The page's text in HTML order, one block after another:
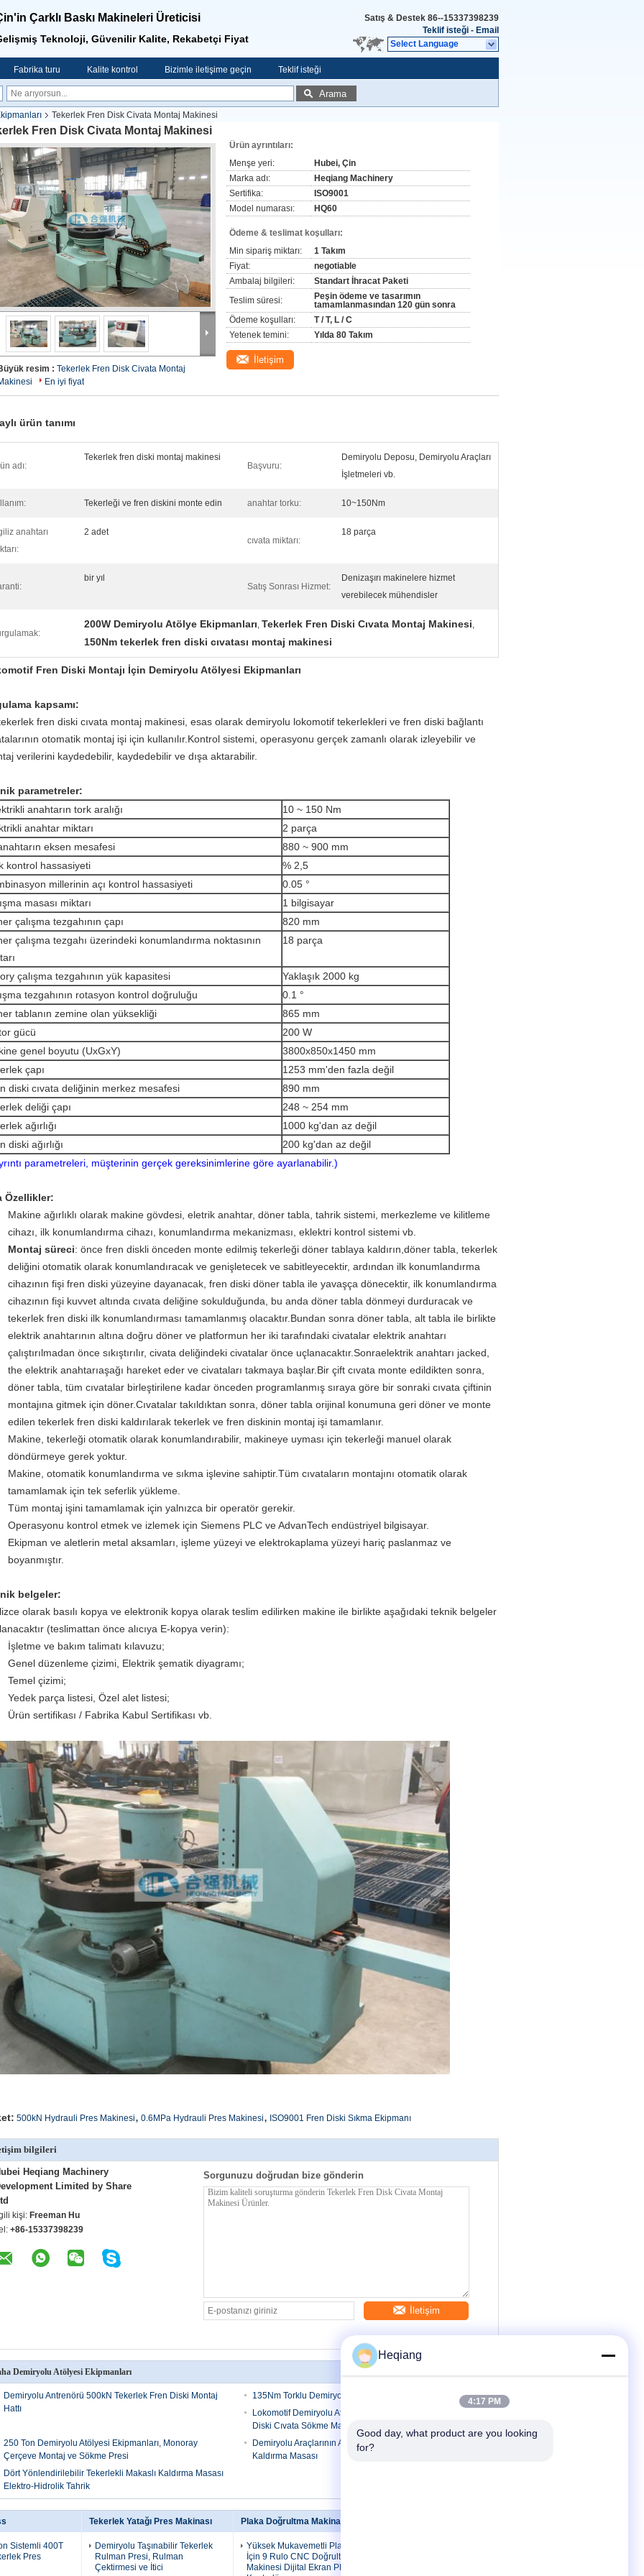
Çarklı Baskı Makineleri Üreticisi
Teknoloji, Güvenilir Kalite, Rekabetçi Fiyat
Satış & Destek 86--15337398239
Teklif isteği - Email
Select Language
Fabrika turu Kalite kontrol Bizimle iletişime geçin Teklif isteği
Arama
Tekerlek Fren Disk Civata Montaj Makinesi
Fren Disk Civata Montaj Makinesi
resim : Tekerlek Fren Disk Civata Montaj
En iyi fiyat
Ürün ayrıntıları:
Menşe yeri:
Hubei, Çin
Marka adı:
Heqiang Machinery
Sertifika:
ISO9001
Model numarası:
HQ60
Ödeme & teslimat koşulları:
Min sipariş miktarı:
1 Takım
Fiyat:
negotiable
Ambalaj bilgileri:
Standart İhracat Paketi
Teslim süresi:
Peşin ödeme ve tasarımın
tamamlanmasından 120 gün sonra
Ödeme koşulları:
T / T, L / C
Yetenek temini:
Yılda 80 Takım
İletişim
ürün tanımı
adı:
Tekerlek fren diski montaj makinesi
Başvuru:
Demiryolu Deposu, Demiryolu Araçları
İşletmeleri vb.
Tekerleği ve fren diskini monte edin anahtar torku: 10~150Nm
anahtarı
2 adet
cıvata miktarı:
18 parça
bir yıl
Satış Sonrası Hizmet:
Denizaşırı makinelere hizmet
verebilecek mühendisler
200W Demiryolu Atölye Ekipmanları, Tekerlek Fren Diski Cıvata Montaj Makinesi,
150Nm tekerlek fren diski cıvatası montaj makinesi
Fren Diski Montajı İçin Demiryolu Atölyesi Ekipmanları
kapsamı:
fren diski cıvata montaj makinesi, esas olarak demiryolu lokomotif tekerlekleri ve fren diski bağlantı
otomatik montaj işi için kullanılır.Kontrol sistemi, operasyonu gerçek zamanlı olarak izleyebilir ve
verilerini kaydedebilir, kaydedebilir ve dışa aktarabilir.
parametreler:
anahtarın tork aralığı
10 ~ 150 Nm
anahtar miktarı
2 parça
eksen mesafesi
880 ~ 900 mm
kontrol hassasiyeti
% 2,5
millerinin açı kontrol hassasiyeti
0.05 °
masası miktarı
1 bilgisayar
çalışma tezgahının çapı
820 mm
çalışma tezgahı üzerindeki konumlandırma noktasının
18 parça
çalışma tezgahının yük kapasitesi
Yaklaşık 2000 kg
tezgahının rotasyon kontrol doğruluğu
0.1 °
tablanın zemine olan yüksekliği
865 mm
gücü
200 W
genel boyutu (UxGxY)
3800x850x1450 mm
çapı
1253 mm'den fazla değil
diski cıvata deliğinin merkez mesafesi
890 mm
deliği çapı
248 ~ 254 mm
ağırlığı
1000 kg'dan az değil
diski ağırlığı
200 kg'dan az değil
parametreleri, müşterinin gerçek gereksinimlerine göre ayarlanabilir.)
Özellikler:
Makine ağırlıklı olarak makine gövdesi, eletrik anahtar, döner tabla, tahrik sistemi, merkezleme ve kilitleme
cihazı, ilk konumlandırma cihazı, konumlandırma mekanizması, eklektri kontrol sistemi vb.
Montaj süreci: önce fren diskli önceden monte edilmiş tekerleği döner tablaya kaldırın, döner tabla, tekerlek
deliğini otomatik olarak konumlandıracak ve genişletecek ve sabitleyecektir, ardından ilk konumlandırma
cihazının fişi fren diski yüzeyine dayanacak, fren diski döner tabla ile yavaşça dönecektir, ilk konumlandırma
cihazının fişi kuvvet altında cıvata deliğine sokulduğunda, bu anda döner tabla dönmeyi durduracak ve
tekerlek fren diski ilk konumlandırması tamamlanmış olacaktır.Bundan sonra döner tabla, alt tabla ile birlikte
elektrik anahtarının altına doğru döner ve platformun her iki tarafındaki civatalar elektrik anahtarı
çalıştırılmadan önce sıkıştırılır, civata deliğindeki civatalar önce uçlanacaktır.Sonraelektrik anahtarı jacked,
the elektrik anahtarıaşağı hareket eder ve civataları takmaya başlar.Bir çift cıvata monte edildikten sonra,
döner tabla, tüm cıvatalar birleştirilene kadar önceden programlanmış sıraya göre bir sonraki cıvata çiftinin
montajına gitmek için döner.Cıvatalar takıldıktan sonra, döner tabla orijinal konumuna geri döner ve monte
edilen tekerlek fren diski kaldırılarak tekerlek ve fren diskinin montaj işi tamamlanır.
Makine, tekerleği otomatik olarak konumlandırabilir, makineye uyması için tekerleği manuel olarak
döndürmeye gerek yoktur.
Makine, otomatik konumlandırma ve sıkma işlevine sahiptir.Tüm cıvataların montajını otomatik olarak
tamamlamak için tek seferlik yükleme.
Tüm montaj işini tamamlamak için yalnızca bir operatör gerekir.
Operasyonu kontrol etmek ve izlemek için Siemens PLC ve AdvanTech endüstriyel bilgisayar.
Ekipman ve aletlerin metal aksamları, işleme yüzeyi ve elektrokaplama yüzeyi hariç paslanmaz ve
boyanmıştır.
belgeler:
olarak basılı kopya ve elektronik kopya olarak teslim edilirken makine ile birlikte aşağıdaki teknik belgeler
(teslimattan önce alıcıya E-kopya verin):
İşletme ve bakım talimatı kılavuzu;
Genel düzenleme çizimi, Elektrik şematik diyagramı;
Temel çizimi;
Yedek parça listesi, Özel alet listesi;
Ürün sertifikası / Fabrika Kabul Sertifikası vb.
500kN Hydrauli Pres Makinesi, 0.6MPa Hydrauli Pres Makinesi, ISO9001 Fren Diski Sıkma Ekipmanı
bilgileri
Heqiang Machinery
Limited by Share
kişi: Freeman Hu
+86-15337398239
Sorgunuzu doğrudan bize gönderin
İletişim
Demiryolu Atölyesi Ekipmanları
Demiryolu Antrenörü 500kN Tekerlek Fren Diski Montaj
Hattı
135Nm Torklu Demiryolu Otomatik Cıvata Sıkma Makinesi
Lokomotif Demiryolu Atölyesi Ekipmanları, Tekerlek Fren
Diski Cıvata Sökme Makinesi
250 Ton Demiryolu Atölyesi Ekipmanları, Monoray
Çerçeve Montaj ve Sökme Presi
Demiryolu Araçlarının Altında Bakım İçin Mobil Makaslı
Kaldırma Masası
Dört Yönlendirilebilir Tekerlekli Makaslı Kaldırma Masası
Elektro-Hidrolik Tahrik
Sistemli 400T
Pres
Tekerlek Yatağı Pres Makinası
Demiryolu Taşınabilir Tekerlek
Rulman Presi, Rulman
Çektirmesi ve İtici
Plaka Doğrultma Makinası
Yüksek Mukavemetli Plakalar
İçin 9 Rulo CNC Doğrultma
Makinesi Dijital Ekran PLC
Heqiang
4:17 PM
Good day, what product are you looking
for?